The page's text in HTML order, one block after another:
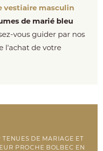
vestiaire masculin
de marié bleu
vous guider par nos
l'achat de votre
DE MARIAGE ET
PROCHE BOLBEC EN